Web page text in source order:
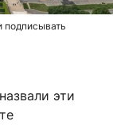
подписывать
эти